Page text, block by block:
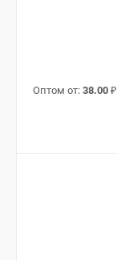
Оптом от: 38.00 ₽